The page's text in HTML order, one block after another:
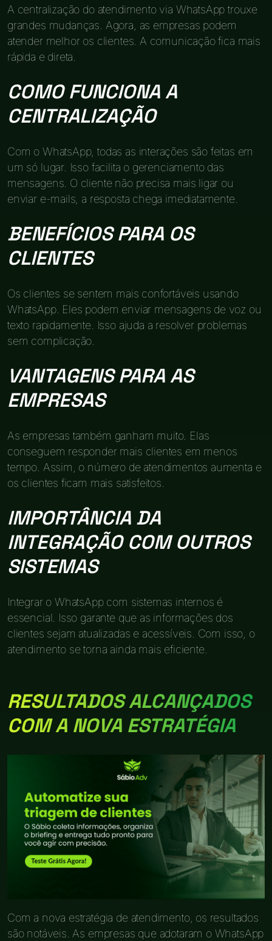
A centralização do atendimento via WhatsApp trouxe
grandes mudanças. Agora, as empresas podem
atender melhor os clientes. A comunicação fica mais
rápida e direta.
COMO FUNCIONA A
CENTRALIZAÇÃO
Com o WhatsApp, todas as interações são feitas em
um só lugar. Isso facilita o gerenciamento das
mensagens. O cliente não precisa mais ligar ou
enviar e-mails, a resposta chega imediatamente.
BENEFÍCIOS PARA OS
CLIENTES
Os clientes se sentem mais confortáveis usando
WhatsApp. Eles podem enviar mensagens de voz ou
texto rapidamente. Isso ajuda a resolver problemas
sem complicação.
VANTAGENS PARA AS
EMPRESAS
As empresas também ganham muito. Elas
conseguem responder mais clientes em menos
tempo. Assim, o número de atendimentos aumenta e
os clientes ficam mais satisfeitos.
IMPORTÂNCIA DA
INTEGRAÇÃO COM OUTROS
SISTEMAS
Integrar o WhatsApp com sistemas internos é
essencial. Isso garante que as informações dos
clientes sejam atualizadas e acessíveis. Com isso, o
atendimento se torna ainda mais eficiente.
RESULTADOS ALCANÇADOS
COM A NOVA ESTRATÉGIA
Com a nova estratégia de atendimento, os resultados
são notáveis. As empresas que adotaram o WhatsApp